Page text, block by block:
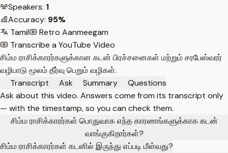
Speakers: 1
Accuracy: 95%
Tamil
Retro Aanmeegam
Transcribe a YouTube Video
சிம்ம ராசிக்காரர்களுக்கான கடன் பிரச்சனைகள் மற்றும் சரபேஸ்வரர்
வழிபாடு மூலம் தீர்வு பெறும் வழிகள்.
Transcript
Ask Summary
Questions
Ask about this video. Answers come from its transcript only
— with the timestamp, so you can check them.
சிம்ம ராசிக்காரர்கள் பொதுவாக எந்த காரணங்களுக்காக கடன்
வாங்குகிறார்கள்?
சிம்ம ராசிக்காரர்கள் கடனில் இருந்து எப்படி மீள்வது?